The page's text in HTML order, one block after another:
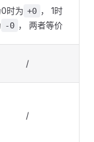
0时为 +0 ， 1时
-0 ， 两者等价
/
/